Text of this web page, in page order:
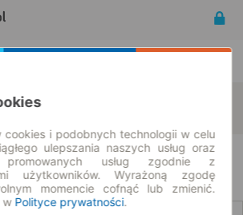
Mała
Mała
cookies i podobnych technologii w celu
ulepszania naszych usług oraz
promowanych usług zgodnie z
użytkowników. Wyrażoną zgodę
momencie cofnąć lub zmienić.
w Polityce prywatności.